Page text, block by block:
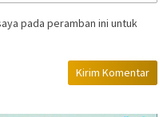
pada peramban ini untuk